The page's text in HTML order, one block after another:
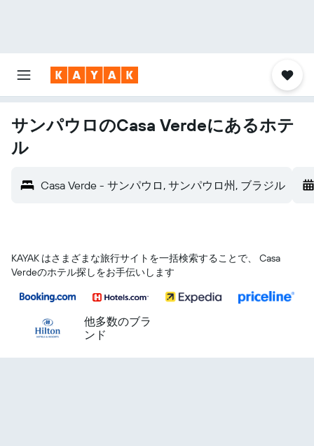
サンパウロのCasa Verdeにあるホテ
ル
Casa Verde - サンパウロ, サンパウロ州, ブラジル
KAYAK はさまざまな旅行サイトを一括検索することで、 Casa
Verdeのホテル探しをお手伝いします
他多数のブラ
ンド